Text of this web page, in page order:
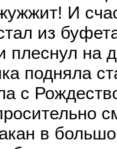
И
из буфета
плеснул на
подняла
с
в